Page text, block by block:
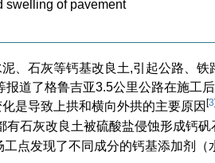
swelling of pavement
、石灰等钙基改良土,引起公路、
道了格鲁吉亚3.5公里公路在施工
是导致上拱和横向外拱的主要原因 [3
有石灰改良土被硫酸盐侵蚀形成钙
点发现了不同成分的钙基添加剂